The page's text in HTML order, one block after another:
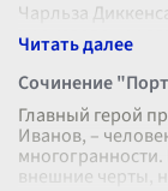
Чарльза
произведении
Сочинение
Главный герой
Иванов, –
внешние черты,